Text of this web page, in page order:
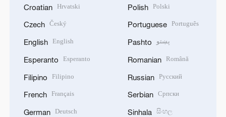
Croatian Hrvatski
Czech Český
English English
Esperanto Esperanto
Filipino Filipino
French Français
German Deutsch
Polish Polski
Portuguese Português
Pashto پښتو
Romanian Română
Russian Русский
Serbian Српски
Sinhala සිංහල